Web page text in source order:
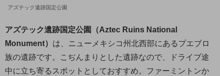
アズテック遺跡国定公園
アズテック遺跡国定公園（Aztec Ruins National
Monument） は、ニューメキシコ州北西部にあるプエブロ
族の遺跡です。こぢんまりとした遺跡なので、ドライブ途
中に立ち寄るスポットとしておすすめ。ファーミントンか